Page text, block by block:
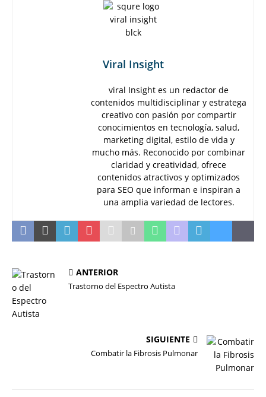
Viral Insight
viral Insight es un redactor de
contenidos multidisciplinar y estratega
creativo con pasión por compartir
conocimientos en tecnología, salud,
marketing digital, estilo de vida y
mucho más. Reconocido por combinar
claridad y creatividad, ofrece
contenidos atractivos y optimizados
para SEO que informan e inspiran a
una amplia variedad de lectores.
ANTERIOR
Trastorno del Espectro Autista
SIGUIENTE
Combatir la Fibrosis Pulmonar